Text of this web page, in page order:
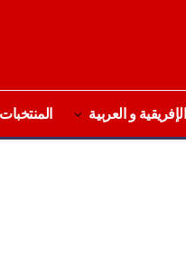
و العربية